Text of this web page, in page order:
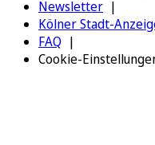
Newsletter
Kölner Stadt-
FAQ
Cookie-